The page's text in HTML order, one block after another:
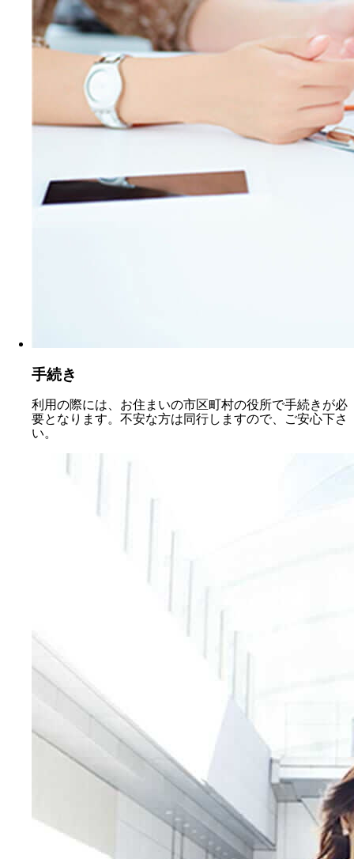
手続き
利用の際には、お住まいの市区町村の役所で手続きが必
要となります。不安な方は同行しますので、ご安心下さ
い。